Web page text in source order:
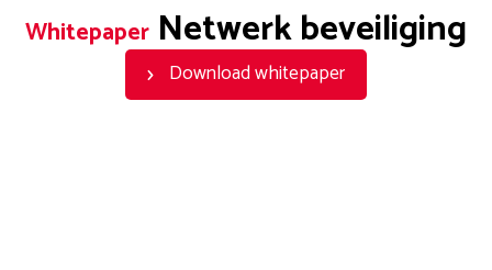
Whitepaper Netwerk beveiliging
Download whitepaper